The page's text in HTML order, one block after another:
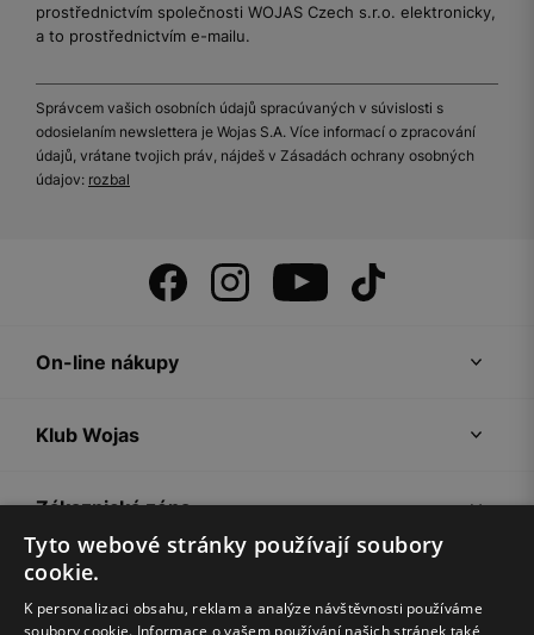
prostřednictvím společnosti WOJAS Czech s.r.o. elektronicky,
a to prostřednictvím e-mailu.
Správcem vašich osobních údajů spracúvaných v súvislosti s
odosielaním newslettera je Wojas S.A. Více informací o zpracování
údajů, vrátane tvojich práv, nájdeš v Zásadách ochrany osobných
údajov: rozbal
On-line nákupy
Klub Wojas
Zákaznická zóna
Společnost Wojas
Tyto webové stránky používají soubory
cookie.
K personalizaci obsahu, reklam a analýze návštěvnosti používáme
soubory cookie. Informace o vašem používání našich stránek také